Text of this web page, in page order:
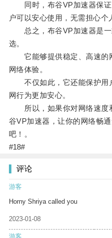
同时，布谷VP加速器保证
户可以安心使用，无需担心个
总之，布谷VP加速器是一
选。
它能够提供稳定、高速的
网络体验。
不仅如此，它还能保护用
网行为更加安心。
所以，如果你对网络速度
谷VP加速器，让你的网络畅
吧！。
#18#
评论
游客
Horny Shriya called you
2023-01-08
游客